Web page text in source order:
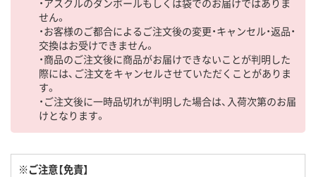
せん。
・お客様のご都合によるご注文後の変更・キャンセル・返品・
交換はお受けできません。
・商品のご注文後に商品がお届けできないことが判明した
際には、ご注文をキャンセルさせていただくことがありま
す。
・ご注文後に一時品切れが判明した場合は、入荷次第のお届
けとなります。
※ご注意【免責】